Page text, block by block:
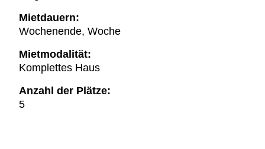
Mietdauern:
Wochenende, Woche
Mietmodalität:
Komplettes Haus
Anzahl der Plätze:
5